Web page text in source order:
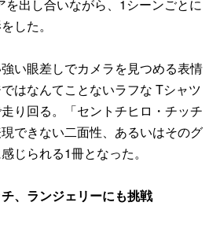
を出し合いながら、1シーンごとに
した。
い眼差しでカメラを見つめる表情
はなんてことないラフな Tシャツ
り回る。「セントチヒロ・チッチ
できない二面性、あるいはそのグ
じられる1冊となった。
、ランジェリーにも挑戦